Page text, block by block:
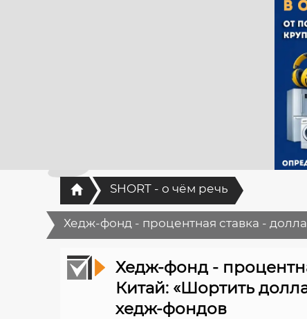
ГлавнаяSHORT - о чём речь
Хедж-фонд - процентная ставка -
Хедж-фонд -
Китай: «Шортить
хедж-фондов